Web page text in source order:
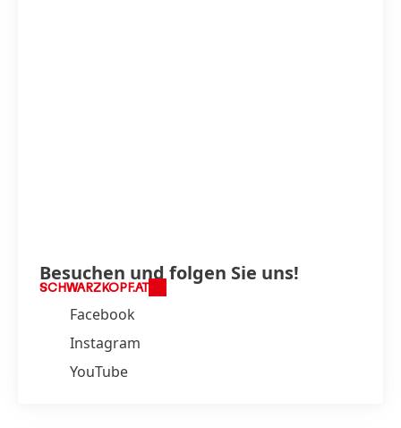
Besuchen und folgen Sie uns!
SCHWARZKOPF.AT
Facebook
Instagram
YouTube